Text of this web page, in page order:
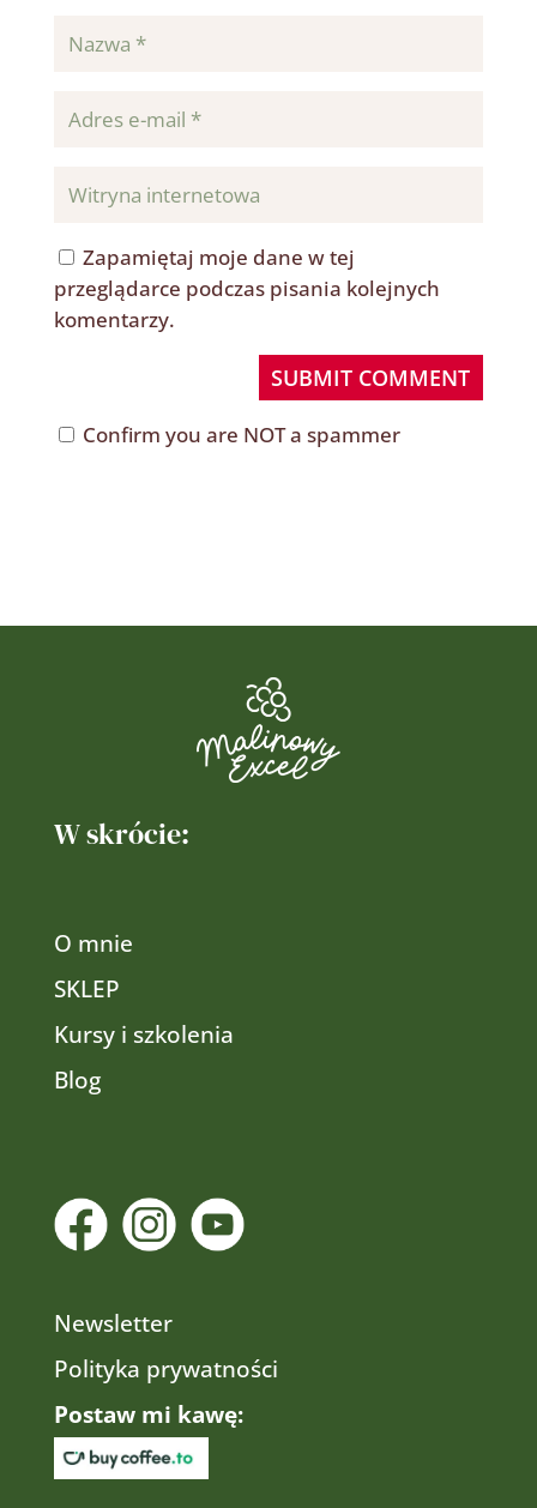
Zapamiętaj moje dane w tej
przeglądarce podczas pisania kolejnych
komentarzy.
SUBMIT COMMENT
Confirm you are NOT a spammer
W skrócie:
O mnie
SKLEP
Kursy i szkolenia
Blog
Newsletter
Polityka prywatności
Postaw mi kawę: